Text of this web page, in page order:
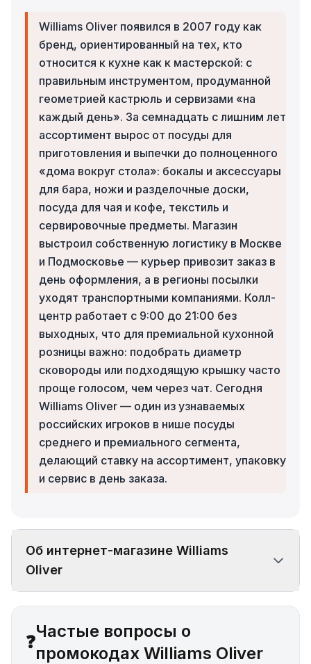
Williams Oliver появился в 2007 году как
бренд, ориентированный на тех, кто
относится к кухне как к мастерской: с
правильным инструментом, продуманной
геометрией кастрюль и сервизами «на
каждый день». За семнадцать с лишним лет
ассортимент вырос от посуды для
приготовления и выпечки до полноценного
«дома вокруг стола»: бокалы и аксессуары
для бара, ножи и разделочные доски,
посуда для чая и кофе, текстиль и
сервировочные предметы. Магазин
выстроил собственную логистику в Москве
и Подмосковье — курьер привозит заказ в
день оформления, а в регионы посылки
уходят транспортными компаниями. Колл-
центр работает с 9:00 до 21:00 без
выходных, что для премиальной кухонной
розницы важно: подобрать диаметр
сковороды или подходящую крышку часто
проще голосом, чем через чат. Сегодня
Williams Oliver — один из узнаваемых
российских игроков в нише посуды
среднего и премиального сегмента,
делающий ставку на ассортимент, упаковку
и сервис в день заказа.
Об интернет-магазине Williams
Oliver
❓
Частые вопросы о
промокодах Williams Oliver